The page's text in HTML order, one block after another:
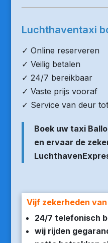
Luchthaventaxi
✓ Online reserveren
✓ Veilig betalen
✓ 24/7 bereikbaar
✓ Vaste prijs vooraf
✓ Service van deur
Boek uw taxi
en ervaar de
Vijf zekerheden
24/7 telefonisch
wij rijden